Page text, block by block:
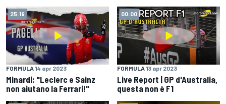
25:19
FORMULA 14 apr 2023
Minardi: "Leclerc e Sainz
non aiutano la Ferrari!"
00:00
FORMULA 13 apr 2023
Live Report | GP d'Australia,
questa non è F1